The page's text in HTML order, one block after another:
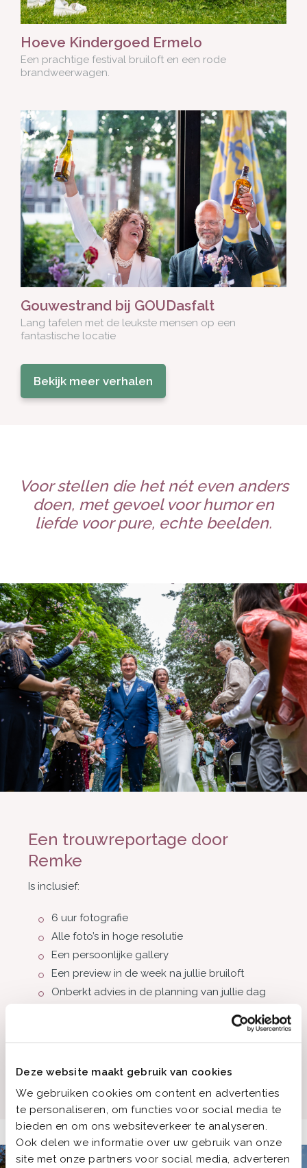
Deze website maakt gebruik van cookies
We gebruiken cookies om content en advertenties
te personaliseren, om functies voor social media te
bieden en om ons websiteverkeer te analyseren.
Ook delen we informatie over uw gebruik van onze
site met onze partners voor social media, adverteren
Hoeve Kindergoed Ermelo
Een prachtige festival bruiloft en een rode
brandweerwagen.
Gouwestrand bij GOUDasfalt
Lang tafelen met de leukste mensen op een
fantastische locatie
Bekijk meer verhalen
Voor stellen die het nét even anders
doen, met gevoel voor humor en
liefde voor pure, echte beelden.
Een trouwreportage door
Remke
Is inclusief:
6 uur fotografie
Alle foto’s in hoge resolutie
Een persoonlijke gallery
Een preview in de week na jullie bruiloft
Onberkt advies in de planning van jullie dag
Extra uren? Geen probleem! Dit kost €150,- a
uur.
Prijs: €1875,-